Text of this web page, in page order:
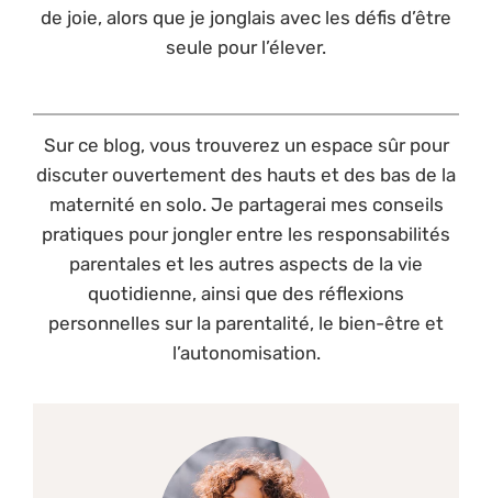
de joie, alors que je jonglais avec les défis d’être
seule pour l’élever.
Sur ce blog, vous trouverez un espace sûr pour
discuter ouvertement des hauts et des bas de la
maternité en solo. Je partagerai mes conseils
pratiques pour jongler entre les responsabilités
parentales et les autres aspects de la vie
quotidienne, ainsi que des réflexions
personnelles sur la parentalité, le bien-être et
l’autonomisation.